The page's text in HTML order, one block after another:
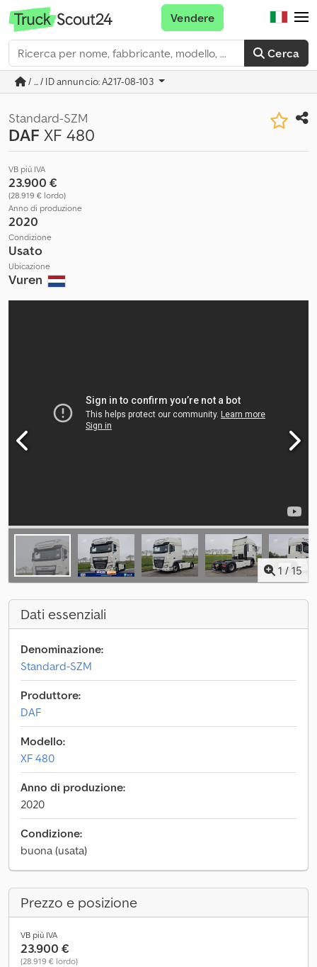
Cerca
Vendere
/ ... / ID annuncio: A217-08-103
Standard-SZM
DAF XF 480
VB più IVA
23.900 €
(28.919 € lordo)
Anno di produzione
2020
Condizione
Usato
Ubicazione
Vuren
1 / 15
Dati essenziali
Denominazione:
Standard-SZM
Produttore:
DAF
Modello:
XF 480
Anno di produzione:
2020
Condizione:
buona (usata)
Prezzo e posizione
VB più IVA
23.900 €
(28.919 € lordo)